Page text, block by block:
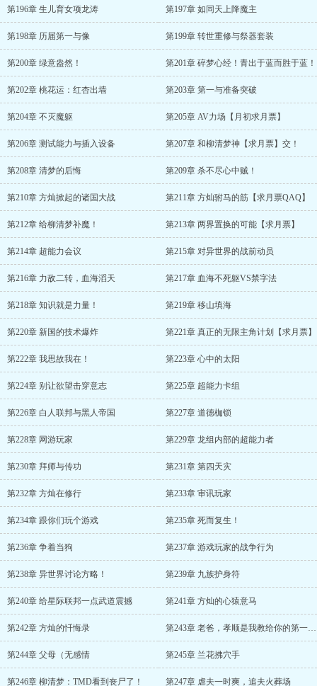
第196章 生儿育女项龙涛 第197章 如同天上降魔主
第198章 历届第一与像 第199章 转世重修与祭器套装
第200章 绿意盎然！ 第201章 碎梦心经！青出于蓝而胜于蓝！
第202章 桃花运：红杏出墙 第203章 第一与准备突破
第204章 不灭魔躯 第205章 AV力场【月初求月票】
第206章 测试能力与插入设备 第207章 和柳清梦神【求月票】交！
第208章 清梦的后悔 第209章 杀不尽心中贼！
第210章 方灿掀起的诸国大战 第211章 方灿驸马的筋【求月票QAQ】
第212章 给柳清梦补魔！ 第213章 两界置换的可能【求月票】
第214章 超能力会议 第215章 对异世界的战前动员
第216章 力敌二转，血海滔天 第217章 血海不死躯VS禁字法
第218章 知识就是力量！ 第219章 移山填海
第220章 新国的技术爆炸 第221章 真正的无限主角计划【求月票】
第222章 我思故我在！ 第223章 心中的太阳
第224章 别让欲望击穿意志 第225章 超能力卡组
第226章 白人联邦与黑人帝国 第227章 道德枷锁
第228章 网游玩家 第229章 龙组内部的超能力者
第230章 拜师与传功 第231章 第四天灾
第232章 方灿在修行 第233章 审讯玩家
第234章 跟你们玩个游戏 第235章 死而复生！
第236章 争着当狗 第237章 游戏玩家的战争行为
第238章 异世界讨论方略！ 第239章 九族护身符
第240章 给星际联邦一点武道震撼 第241章 方灿的心猿意马
第242章 方灿的忏悔录 第243章 老爸，孝顺是我教给你的第一课！
第244章 父母（无感情 第245章 兰花拂穴手
第246章 柳清梦：TMD看到丧尸了！ 第247章 虐夫一时爽，追夫火葬场